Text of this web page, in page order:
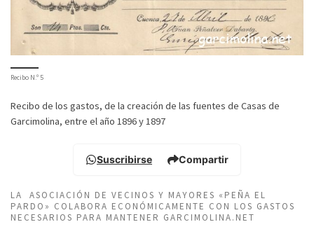
Recibo N.º 5
Recibo de los gastos, de la creación de las fuentes de Casas de
Garcimolina, entre el año 1896 y 1897
Suscribirse Compartir
LA ASOCIACIÓN DE VECINOS Y MAYORES «PEÑA EL
PARDO» COLABORA ECONÓMICAMENTE CON LOS GASTOS
NECESARIOS PARA MANTENER GARCIMOLINA.NET